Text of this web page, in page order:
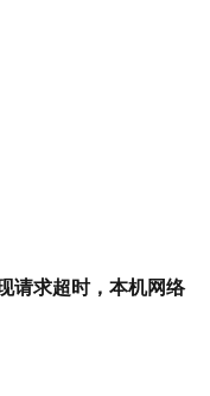
请求超时，本机网络